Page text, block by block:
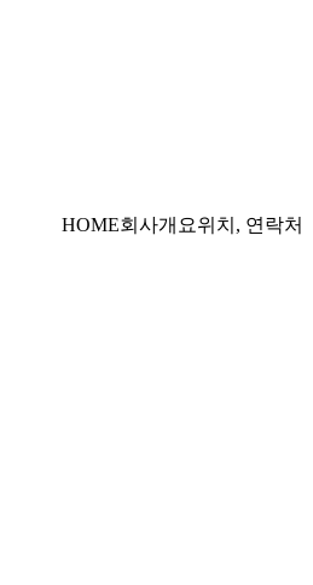
HOME회사개요위치, 연락처